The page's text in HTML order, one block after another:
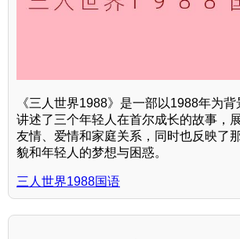
《三人世界1988》是一部以1988年为背
讲述了三个年轻人在首尔成长的故事，
友情、爱情和家庭关系，同时也反映了
貌和年轻人的梦想与困惑。
三人世界1988国语